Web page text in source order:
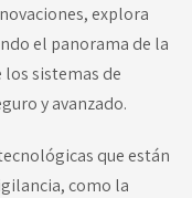
explora
el panorama de la
sistemas de
y avanzado.
que están
como la